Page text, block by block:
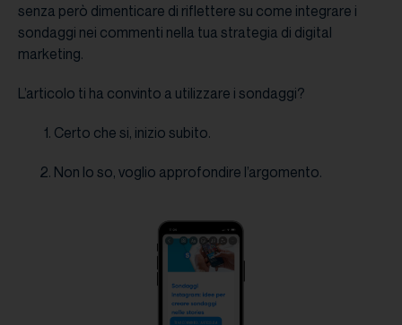
senza però dimenticare di riflettere su come integrare i
sondaggi nei commenti nella tua strategia di digital
marketing.
L’articolo ti ha convinto a utilizzare i sondaggi?
Certo che si, inizio subito.
Non lo so, voglio approfondire l’argomento.